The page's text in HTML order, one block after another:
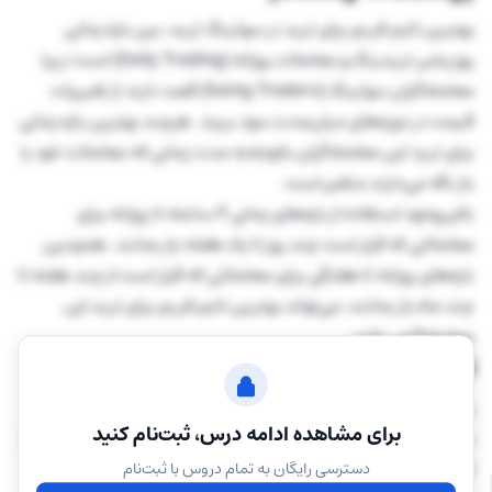
برای مشاهده ادامه درس، ثبت‌نام کنید
دسترسی رایگان به تمام دروس با ثبت‌نام
بهترین تایم فریم برای ترید در سوئینگ ترید، بین بازه زمانی
پوزیشن تریدینگ و معاملات روزانه (Daily Trading) است؛ زیرا
معامله‌گران سوئینگ (Swing Traders) قصد دارند از تغییرات
قیمت در دوره‌های میان‌مدت سود ببرند. هرچند بهترین بازه زمانی
برای ترید این معامله‌گران باتوجه‌به مدت زمانی که معاملات خود را
باز نگه می‌دارند متغیر است.
بااین‌وجود استفاده از بازه‌های زمانی ۴ ساعته تا روزانه برای
معاملاتی که قرار است چند روز تا یک هفته باز بمانند. همچنین
بازه‌های روزانه تا هفتگی برای معاملاتی که قرار است از چند هفته تا
چند ماه باز بمانند، می‌تواند بهترین تایم فریم برای ترید این
معامله‌گران باشد.
تایم فریم مناسب برای ترید روزانه
در یک روز معاملاتی سود می‌برند. مدت زمان باز بودن معاملات آنها
که اتفاقا بیشترین تعداد را در معاملات بازار فارکس دارند،